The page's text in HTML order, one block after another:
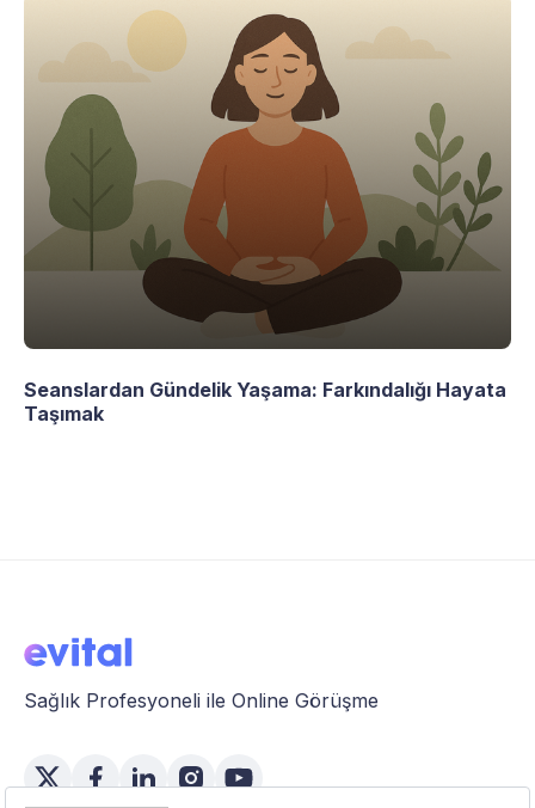
Seanslardan Gündelik Yaşama: Farkındalığı Hayata
Taşımak
Sağlık Profesyoneli ile Online Görüşme